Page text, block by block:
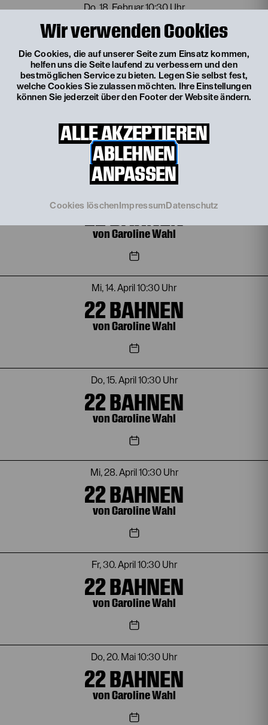
Wir verwenden Cookies
Die Cookies, die auf unserer Seite zum Einsatz kommen,
helfen uns die Seite laufend zu verbessern und den
bestmöglichen Service zu bieten. Legen Sie selbst fest,
welche Cookies Sie zulassen möchten. Ihre Einstellungen
können Sie jederzeit über den Footer der Website ändern.
ALLE AKZEPTIEREN
ABLEHNEN
ANPASSEN
Cookies löschen Impressum Datenschutz
Do, 18. Februar10:30 Uhr
22 BAHNEN
Fr, 19. Februar19:00 Uhr
22 BAHNEN
von Caroline Wahl
TICKETS
€24
22 BAHNEN
von Caroline Wahl
Mi, 14. April 10:30 Uhr
22 BAHNEN
von Caroline Wahl
Do, 15. April 10:30 Uhr
22 BAHNEN
von Caroline Wahl
Mi, 28. April 10:30 Uhr
22 BAHNEN
von Caroline Wahl
Fr, 30. April 10:30 Uhr
22 BAHNEN
von Caroline Wahl
Do, 20. Mai10:30 Uhr
22 BAHNEN
von Caroline Wahl